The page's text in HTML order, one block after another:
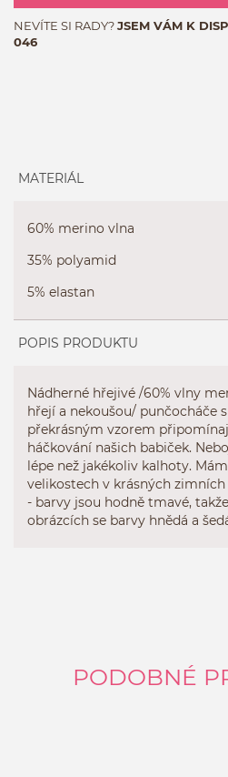
NEVÍTE SI RADY?JSEM VÁM K
046
MATERIÁL
60% merino vlna
35% polyamid
5% elastan
POPIS PRODUKTU
Nádherné hřejivé /60% vlny
hřejí a nekoušou/ punčocháče s
překrásným vzorem
háčkování našich babiček.
lépe než jakékoliv kalhoty.
velikostech v krásných
- barvy jsou hodně tmavé,
obrázcích se barvy hnědá a
PODOBNÉ